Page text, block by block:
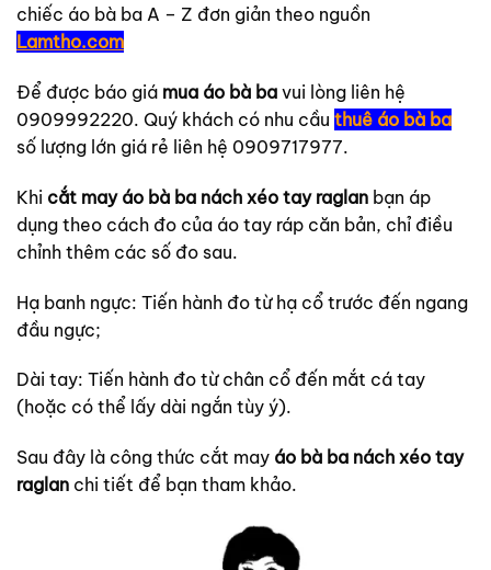
chiếc áo bà ba A – Z đơn giản theo nguồn
Lamtho.com
Để được báo giá mua áo bà ba vui lòng liên hệ
0909992220. Quý khách có nhu cầu thuê áo bà ba
số lượng lớn giá rẻ liên hệ 0909717977.
Khi cắt may áo bà ba nách xéo tay raglan bạn áp
dụng theo cách đo của áo tay ráp căn bản, chỉ điều
chỉnh thêm các số đo sau.
Hạ banh ngực: Tiến hành đo từ hạ cổ trước đến ngang
đầu ngực;
Dài tay: Tiến hành đo từ chân cổ đến mắt cá tay
(hoặc có thể lấy dài ngắn tùy ý).
Sau đây là công thức cắt may áo bà ba nách xéo tay
raglan chi tiết để bạn tham khảo.